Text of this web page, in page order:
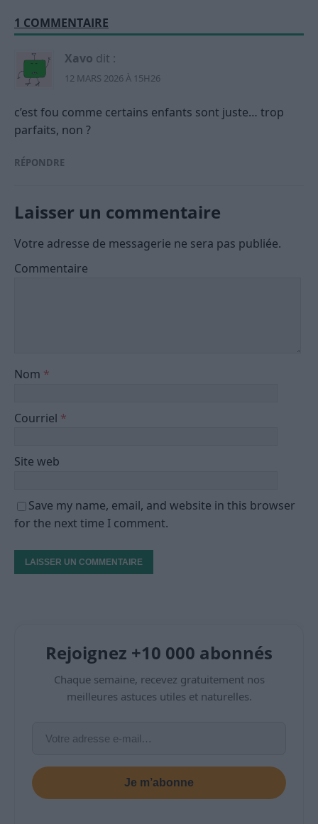
1 COMMENTAIRE
Xavo dit :
12 MARS 2026 À 15H26
c’est fou comme certains enfants sont juste… trop
parfaits, non ?
RÉPONDRE
Laisser un commentaire
Votre adresse de messagerie ne sera pas publiée.
Commentaire
Nom *
Courriel *
Site web
Save my name, email, and website in this browser
for the next time I comment.
Rejoignez +10 000 abonnés
Chaque semaine, recevez gratuitement nos
meilleures astuces utiles et naturelles.
Je m’abonne